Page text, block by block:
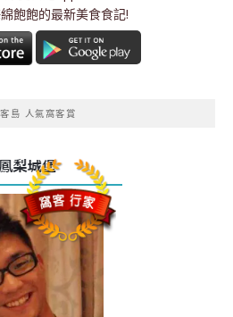
飽飽的最新美食食記!
島 人氣窩客賞